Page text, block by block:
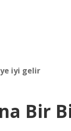
iyi gelir
Bir